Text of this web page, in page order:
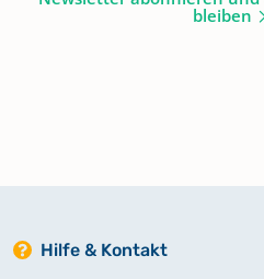
bleiben
Hilfe & Kontakt